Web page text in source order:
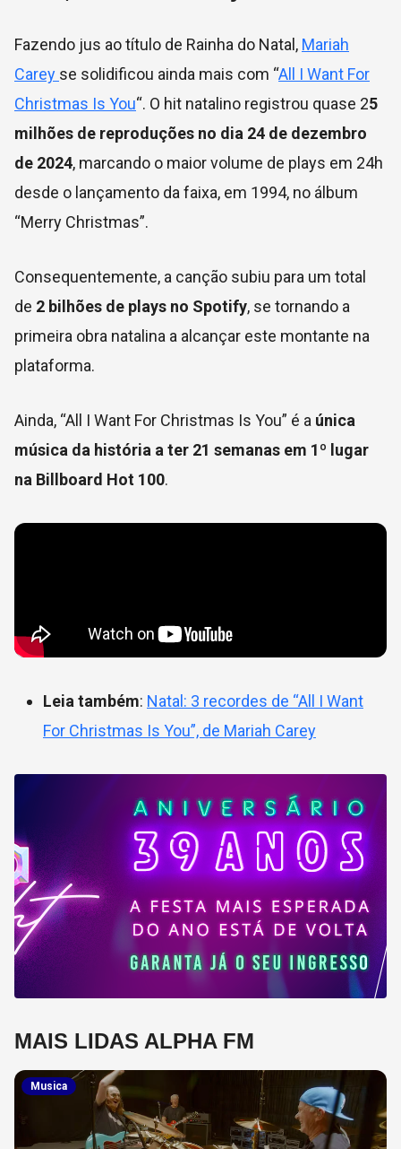
Fazendo jus ao título de Rainha do Natal, Mariah
Carey se solidificou ainda mais com “All I Want For
Christmas Is You“. O hit natalino registrou quase 25
milhões de reproduções no dia 24 de dezembro
de 2024, marcando o maior volume de plays em 24h
desde o lançamento da faixa, em 1994, no álbum
“Merry Christmas”.
Consequentemente, a canção subiu para um total
de 2 bilhões de plays no Spotify, se tornando a
primeira obra natalina a alcançar este montante na
plataforma.
Ainda, “All I Want For Christmas Is You” é a única
música da história a ter 21 semanas em 1º lugar
na Billboard Hot 100.
Leia também: Natal: 3 recordes de “All I Want
For Christmas Is You”, de Mariah Carey
MAIS LIDAS ALPHA FM
Musica